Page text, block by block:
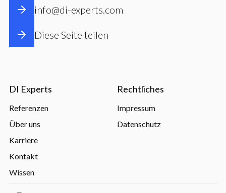
info@di-experts.com
Diese Seite teilen
DI Experts
Referenzen
Über uns
Karriere
Kontakt
Wissen
Rechtliches
Impressum
Datenschutz